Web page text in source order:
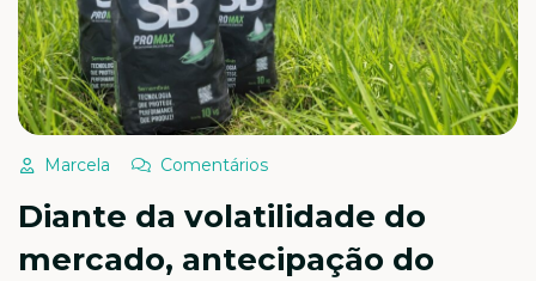
Marcela Comentários
Diante da volatilidade do
mercado, antecipação do